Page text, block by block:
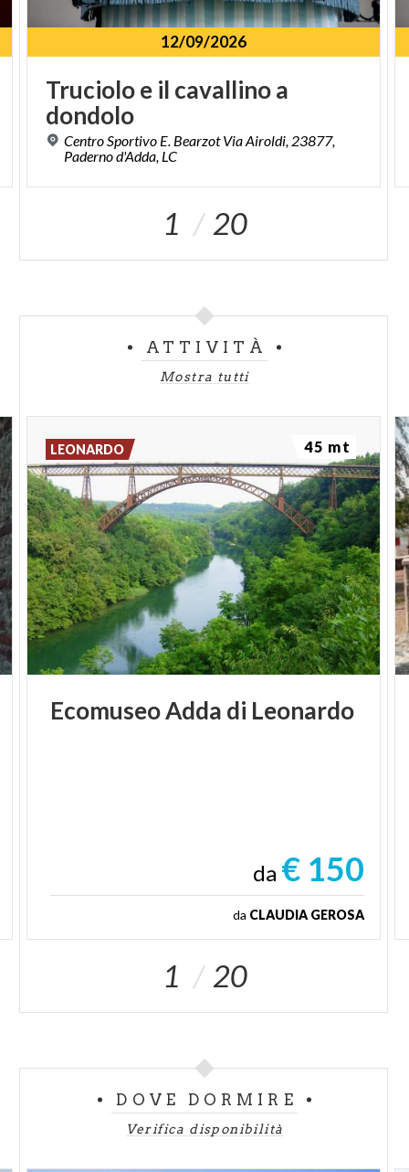
12/09/2026
Trucioloe il cavallinoa
dondolo
Centro Sportivo E. Bearzot Via Airoldi, 23877,
Paderno d'Adda, LC
1 20
ATTIVITÀ
Mostra tutti
EcomuseoAdda di Leonardo
da € 150
da CLAUDIA GEROSA
LEONARDO 45 mt
1 20
DOVE DORMIRE
Verifica disponibilità